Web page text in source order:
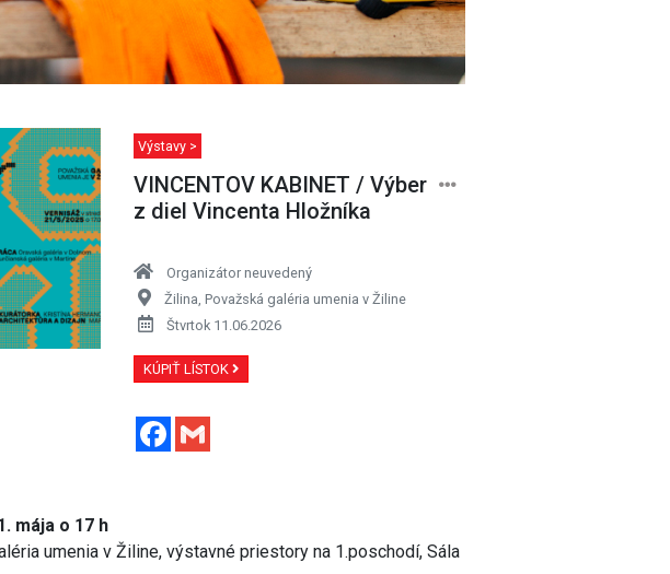
Výstavy >
VINCENTOV KABINET / Výber
z diel Vincenta Hložníka
Organizátor neuvedený
Žilina, Považská galéria umenia v Žiline
Štvrtok 11.06.2026
KÚPIŤ LÍSTOK
Facebook
mája o 17 h
umenia v Žiline, výstavné priestory na 1.poschodí, Sála